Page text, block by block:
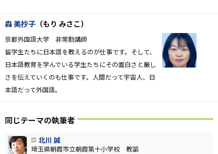
森 美抄子 （もり みさこ）
京都外国語大学 非常勤講師
留学生たちに日本語を教えるのが仕事です。そして、
日本語教育を学んでいる学生たちにその面白さと厳し
さを伝えていくのも仕事です。人間だって宇宙人、日
本語だって外国語。
同じテーマの執筆者
北川 誠
埼玉県朝霞市立朝霞第十小学校 教諭